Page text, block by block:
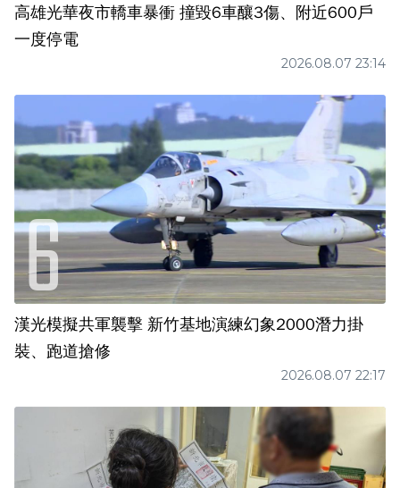
高雄光華夜市轎車暴衝 撞毀6車釀3傷、附近600戶
一度停電
2026.08.07 23:14
漢光模擬共軍襲擊 新竹基地演練幻象2000潛力掛
裝、跑道搶修
2026.08.07 22:17